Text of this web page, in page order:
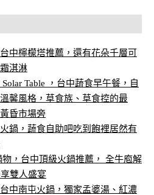
中檸檬塔推薦，還有花朵千層可
淇淋
Solar Table ，台中蔬食早午餐，自
馨風格，草食族、草食控的最
昏市場旁
鍋，蔬食自助吧吃到飽裡居然有
，台中頂級火鍋推薦， 全牛庖解
雙人盛宴
中南屯火鍋，獨家孟婆湯、紅濃